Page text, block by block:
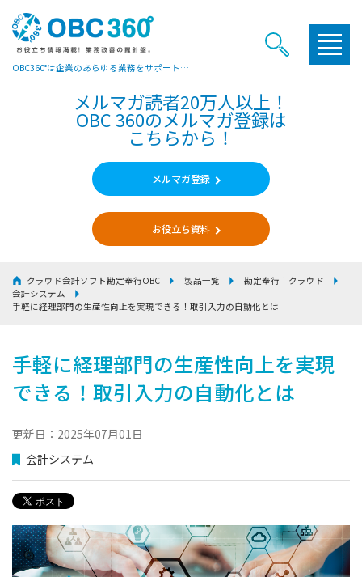
OBC360°は企業のあらゆる業務をサポートするヒントやお役立ち情報をご提供しています
メルマガ読者20万人以上！
OBC 360のメルマガ登録は
こちらから！
メルマガ登録
お役立ち資料
クラウド会計ソフト勘定奉行OBC 製品一覧
勘定奉行ｉクラウド
会計システム
手軽に経理部門の生産性向上を実現できる！取引入力の自動化とは
手軽に経理部門の生産性向上を実現
できる！取引入力の自動化とは
更新日：2025年07月01日
会計システム